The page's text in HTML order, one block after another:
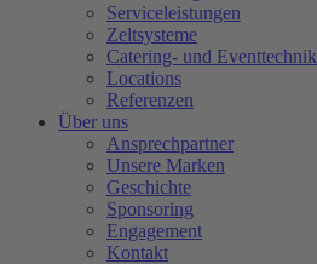
Serviceleistungen
Zeltsysteme
Catering- und Eventtechnik
Locations
Referenzen
Über uns
Ansprechpartner
Unsere Marken
Geschichte
Sponsoring
Engagement
Kontakt